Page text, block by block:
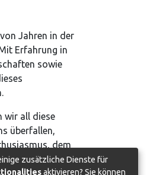
Jahren in der
Erfahrung in
sowie
wir all diese
überfallen,
dem
zusätzliche Dienste für
aktivieren? Sie können